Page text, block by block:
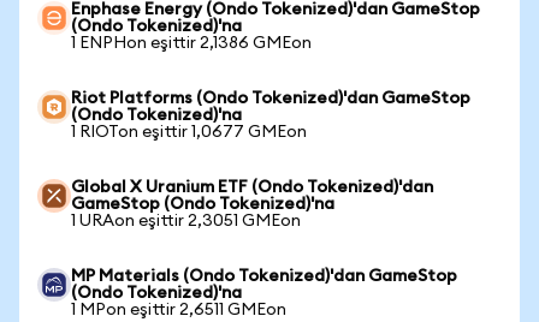
Enphase Energy (Ondo Tokenized)'dan GameStop
(Ondo Tokenized)'na
1 ENPHon eşittir 2,1386 GMEon
Riot Platforms (Ondo Tokenized)'dan GameStop
(Ondo Tokenized)'na
1 RIOTon eşittir 1,0677 GMEon
Global X Uranium ETF (Ondo Tokenized)'dan
GameStop (Ondo Tokenized)'na
1 URAon eşittir 2,3051 GMEon
MP Materials (Ondo Tokenized)'dan GameStop
(Ondo Tokenized)'na
1 MPon eşittir 2,6511 GMEon